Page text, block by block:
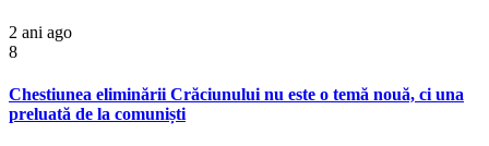
2 ani ago
8
Chestiunea eliminării Crăciunului nu este o temă nouă, ci una
preluată de la comuniști